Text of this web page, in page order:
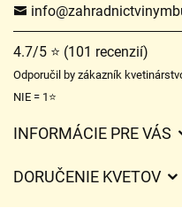
4.7/5 ⭐ (101 recenzií)
Odporučil by zákazník
NIE = 1⭐
INFORMÁCIE PRE VÁS
DORUČENIE KVETOV